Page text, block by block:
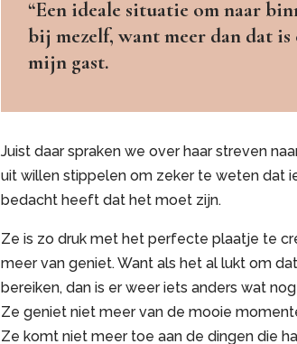
“Een ideale situatie om naar
bij mezelf, want meer dan dat
mijn gast.
Juist daar spraken we over haar streven
uit willen stippelen om zeker te weten dat
bedacht heeft dat het moet zijn.
Ze is zo druk met het perfecte plaatje te
meer van geniet. Want als het al lukt om
bereiken, dan is er weer iets anders wat
Ze geniet niet meer van de mooie
Ze komt niet meer toe aan de dingen die